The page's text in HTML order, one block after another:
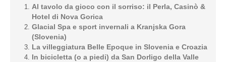
Al tavolo da gioco con il sorriso: il Perla, Casinò &
Hotel di Nova Gorica
Glacial Spa e sport invernali a Kranjska Gora
(Slovenia)
La villeggiatura Belle Epoque in Slovenia e Croazia
In bicicletta (o a piedi) da San Dorligo della Valle